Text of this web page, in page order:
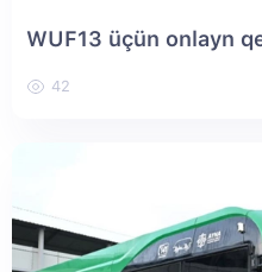
WUF13 üçün onlayn
42